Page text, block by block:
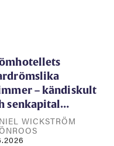
– kändiskult
senkapital…
WICKSTRÖM